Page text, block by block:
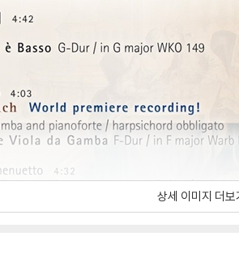
상세 이미지 더보